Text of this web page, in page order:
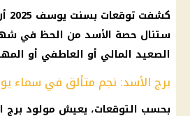
ستنال حصة الأسد من الحظ في
الصعيد المالي أو العاطفي أو
برج الأسد: نجم متألق في سماء
بحسب التوقعات، يعيش مولود برج